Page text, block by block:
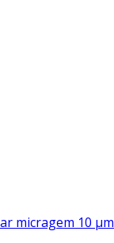
micragem 10 μm